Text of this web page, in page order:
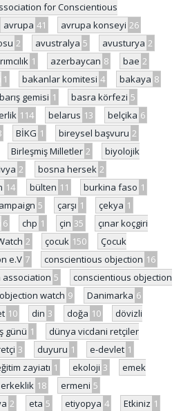
for Conscientious
avrupa 41 avrupa konseyi 26
2 avustralya 5 avusturya 2
1 azerbaycan 8 bae 2
1 bakanlar komitesi 4 bakaya 8
barış gemisi 1 basra körfezi 5
114 belarus 13 belçika 6
BİKG 1 bireysel başvuru 2
Birleşmiş Milletler 2
biyolojik
2 bosna hersek 2
14 bülten 11 burkina faso 1
5 çarşı 1 çekya 1
6 chp 1 çin 35
çınar koçgiri
2 çocuk 150
Çocuk
e.V 7 conscientious objection 16
5
conscientious objection
watch 9 Danimarka 6
10 din 3 doğa 10
dövizli
günü 1
dünya vicdani retçiler
3 duyuru 1 e-devlet 1
zayiatı 1 ekoloji 3
emek
erkeklik 18 ermeni 5
2 eta 5 etiyopya 4 Etkiniz 1